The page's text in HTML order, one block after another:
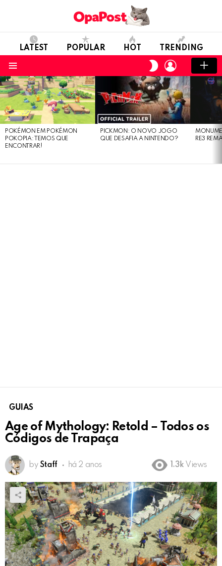
LATEST POPULAR HOT TRENDING
SWITCH
SKIN
LOGIN
LATEST
STORIES
POKÉMON EM POKÉMON
POKOPIA: TEMOS QUE
ENCONTRAR!
PICKMON: O NOVO JOGO
QUE DESAFIA A NINTENDO?
RE3
GUIAS
Age of Mythology: Retold – Todos os
Códigos de Trapaça
by Staff há 2 anos 1.3k Views